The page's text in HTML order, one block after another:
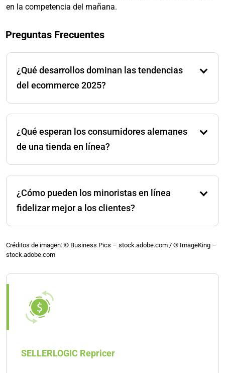
en la competencia del mañana.
Preguntas Frecuentes
¿Qué desarrollos dominan las tendencias
del ecommerce 2025?
importancia del comercio móvil y los mercados
internacionales, así como la transparencia en la
¿Qué esperan los consumidores alemanes
de una tienda en línea?
pago comunes como PayPal. Además, un proceso de
pago transparente sin costos adicionales inesperados
¿Cómo pueden los minoristas en línea
fidelizar mejor a los clientes?
por compras repetidas, recomendaciones
personalizadas y campañas de retargeting dirigidas.
Créditos de imagen: © Business Pics – stock.adobe.com / © ImageKing –
stock.adobe.com
SELLERLOGIC Repricer